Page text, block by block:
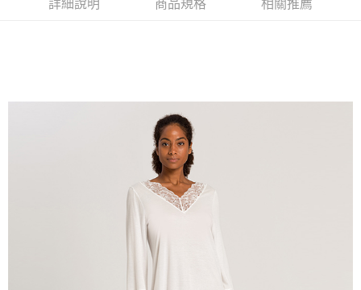
詳細說明 商品規格 相關推薦